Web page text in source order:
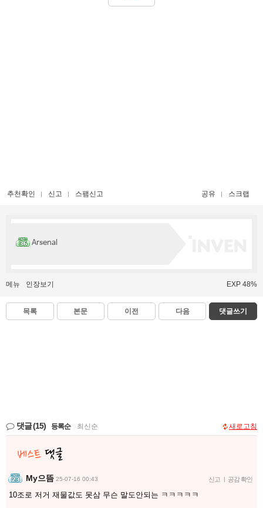
추천확인 신고 스팸신고 공유 스크랩
Arsenal
메뉴 인장보기 EXP 48%
목록 본문 이전 다음 댓글쓰기
댓글(15) 등록순 최신순 새로고침
My으뜸 25-07-16 00:43 신고 | 공감 확인
10조로 저거 재물값도 못삼 무슨 말도안되는 ㅋㅋㅋㅋㅋ